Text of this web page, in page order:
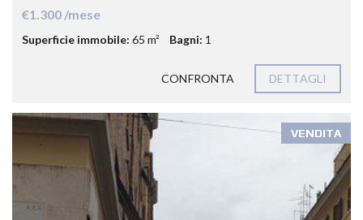
€1.300 /mese
Superficie immobile: 65 m² Bagni: 1
CONFRONTA DETTAGLI
VENDITA